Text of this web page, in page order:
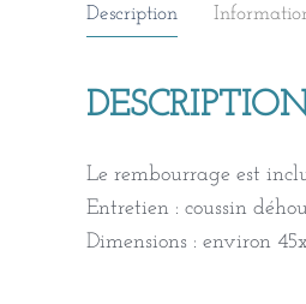
Description
DESCRIPTION
Le rembourrage est
Entretien : coussin
Dimensions : environ